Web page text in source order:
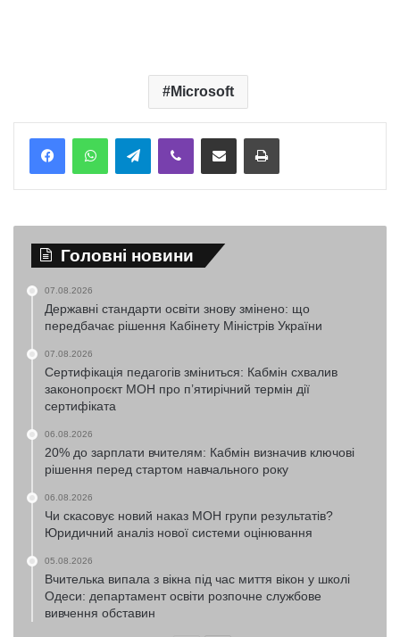
Microsoft
TelegramViber Надіслати електронною поштоюНадрукувати
Головні новини
07.08.2026
Державні стандарти освіти знову змінено: що
передбачає рішення Кабінету Міністрів України
07.08.2026
Сертифікація педагогів зміниться: Кабмін схвалив
законопроєкт МОН про п’ятирічний термін дії
сертифіката
06.08.2026
20% до зарплати вчителям: Кабмін визначив ключові
рішення перед стартом навчального року
06.08.2026
Чи скасовує новий наказ МОН групи результатів?
Юридичний аналіз нової системи оцінювання
05.08.2026
Вчителька випала з вікна під час миття вікон у школі
Одеси: департамент освіти розпочне службове
вивчення обставин